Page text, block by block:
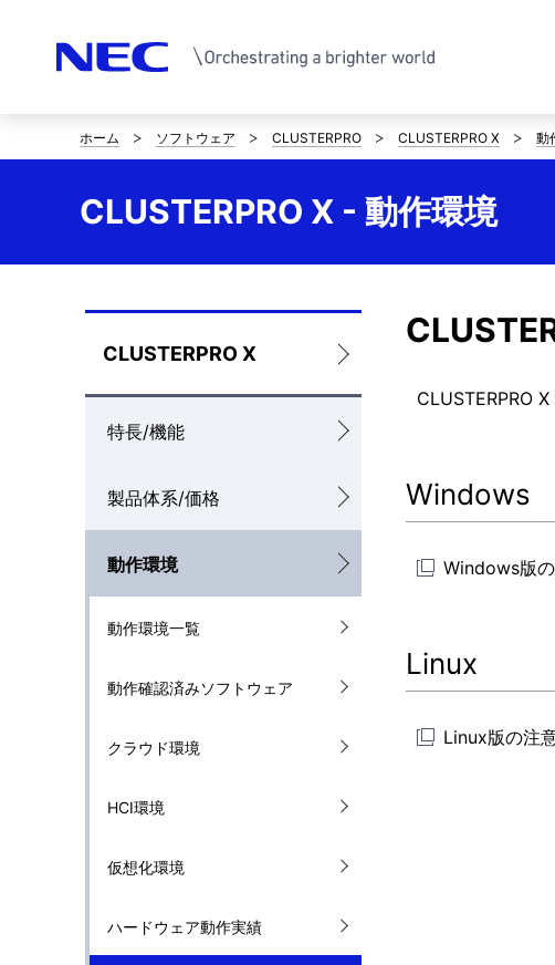
サ
イ
ト
の
現
在
ホーム ソフトウェア CLUSTERPRO CLUSTERPRO X 動
CLUSTERPRO X - 動作環境
ロ
ー
カ
ル
ナ
ビ
シ
ョ
CLUSTERPRO X
特長/機能
製品体系/価格
動作環境
動作環境一覧
動作確認済みソフトウェア
クラウド環境
HCI環境
仮想化環境
ハードウェア動作実績
CLUSTERPRO
Windows
Windows版
Linux
Linux版の注